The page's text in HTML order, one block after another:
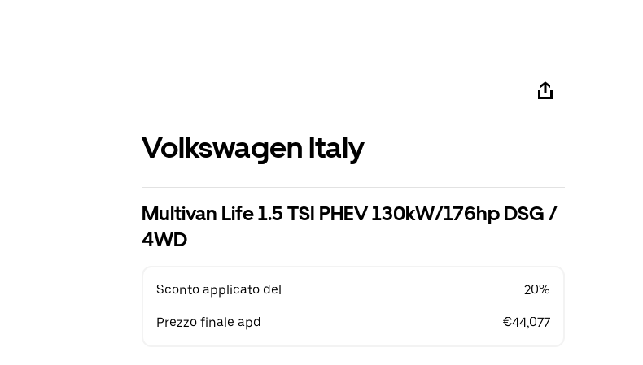
Volkswagen Italy
Multivan Life 1.5 TSI PHEV 130kW/176hp DSG /
4WD
Sconto applicato del 20%
Prezzo finale apd €44,077